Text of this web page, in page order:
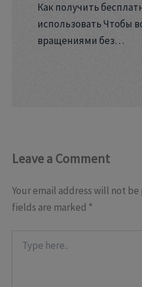
Как получить
использовать Чтобы
вращениями без…
Leave a Comment
Your email address will not
fields are marked *
here..